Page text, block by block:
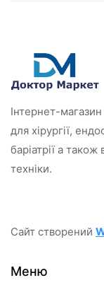
Інтернет-
для хірургії,
баріатрії а
техніки.
Сайт створений
Меню